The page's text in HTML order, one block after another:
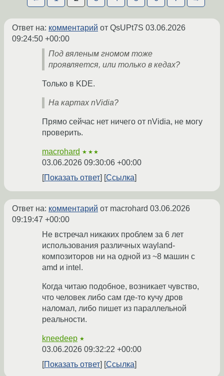
Ответ на: комментарий от QsUPt7S 03.06.2026
09:24:50 +00:00
Под вяленым гномом тоже
проявляется, или только в кедах?
Только в KDE.
На картах nVidia?
Прямо сейчас нет ничего от nVidia, не могу
проверить.
macrohard ★★★
03.06.2026 09:30:06 +00:00
Показать ответ
Ссылка
Ответ на: комментарий от macrohard 03.06.2026
09:19:47 +00:00
Не встречал никаких проблем за 6 лет
использования различных wayland-
композиторов ни на одной из ~8 машин с
amd и intel.
Когда читаю подобное, возникает чувство,
что человек либо сам где-то кучу дров
наломал, либо пишет из параллельной
реальности.
kneedeep ★
03.06.2026 09:32:22 +00:00
Показать ответ
Ссылка